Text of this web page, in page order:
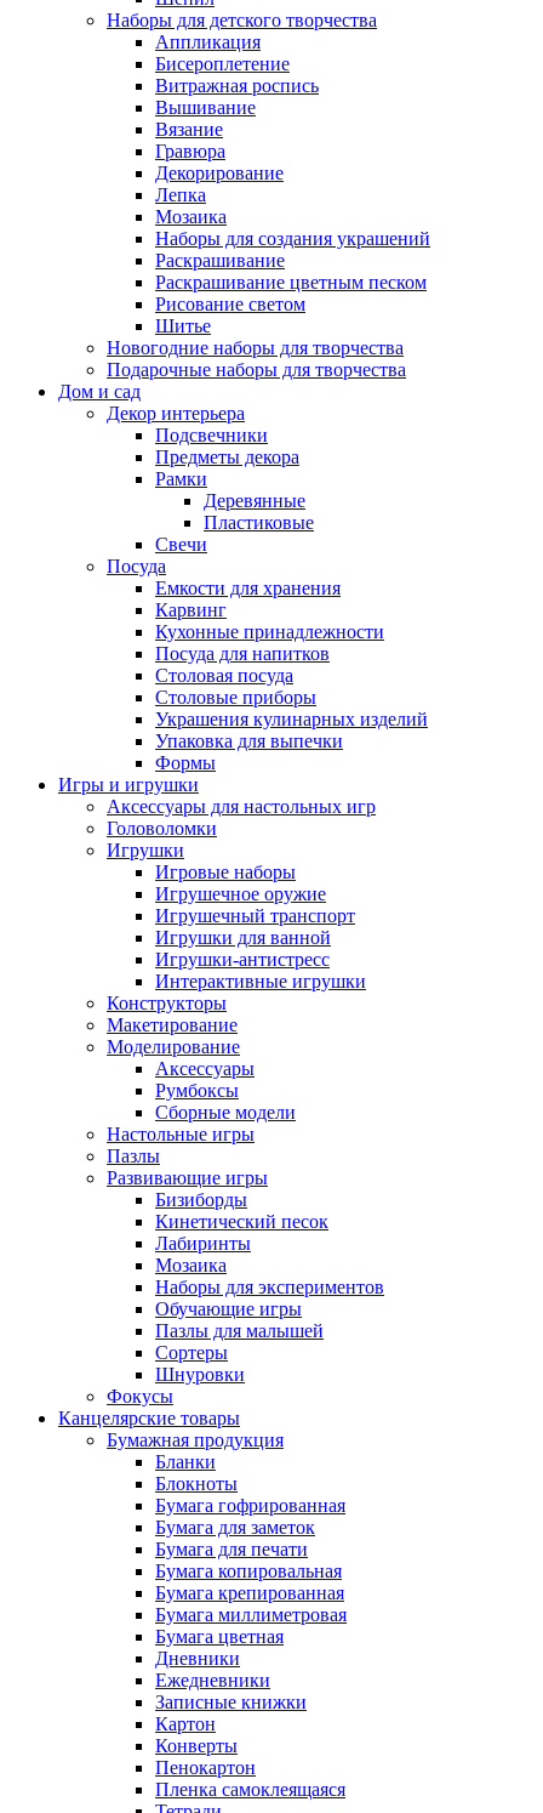
Наборы для детского творчества
Аппликация
Бисероплетение
Витражная роспись
Вышивание
Вязание
Гравюра
Декорирование
Лепка
Мозаика
Наборы для создания украшений
Раскрашивание
Раскрашивание цветным песком
Рисование светом
Шитье
Новогодние наборы для творчества
Подарочные наборы для творчества
Дом и сад
Декор интерьера
Подсвечники
Предметы декора
Рамки
Деревянные
Пластиковые
Свечи
Посуда
Емкости для хранения
Карвинг
Кухонные принадлежности
Посуда для напитков
Столовая посуда
Столовые приборы
Украшения кулинарных изделий
Упаковка для выпечки
Формы
Игры и игрушки
Аксессуары для настольных игр
Головоломки
Игрушки
Игровые наборы
Игрушечное оружие
Игрушечный транспорт
Игрушки для ванной
Игрушки-антистресс
Интерактивные игрушки
Конструкторы
Макетирование
Моделирование
Аксессуары
Румбоксы
Сборные модели
Настольные игры
Пазлы
Развивающие игры
Бизиборды
Кинетический песок
Лабиринты
Мозаика
Наборы для экспериментов
Обучающие игры
Пазлы для малышей
Сортеры
Шнуровки
Фокусы
Канцелярские товары
Бумажная продукция
Бланки
Блокноты
Бумага гофрированная
Бумага для заметок
Бумага для печати
Бумага копировальная
Бумага крепированная
Бумага миллиметровая
Бумага цветная
Дневники
Ежедневники
Записные книжки
Картон
Конверты
Пенокартон
Пленка самоклеящаяся